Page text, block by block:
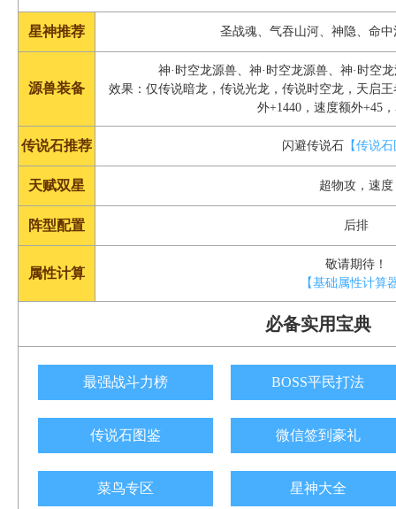
星神推荐 圣战魂、气吞山河、神隐、命
源兽装备
神·时空龙源兽、神·时空龙源兽、神·时空
效果：仅传说暗龙，传说光龙，传说时空龙，天启
外+1440，速度额外+45
传说石推荐 闪避传说石 【传说
天赋双星 超物攻，速度
阵型配置 后排
属性计算
敬请期待！
【基础属性计算
必备实用宝典
最强战斗力榜 BOSS平民打法
传说石图鉴 微信签到豪礼
菜鸟专区 星神大全